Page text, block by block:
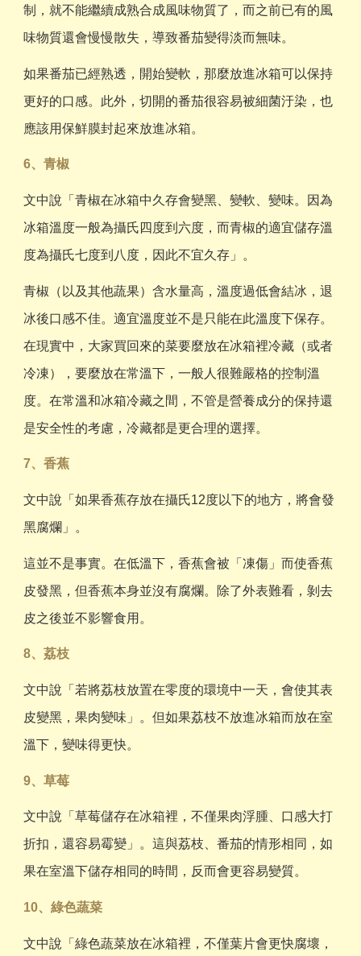
制，就不能繼續成熟合成風味物質了，而之前已有的風
味物質還會慢慢散失，導致番茄變得淡而無味。
如果番茄已經熟透，開始變軟，那麼放進冰箱可以保持
更好的口感。此外，切開的番茄很容易被細菌汙染，也
應該用保鮮膜封起來放進冰箱。
6、青椒
文中說「青椒在冰箱中久存會變黑、變軟、變味。因為
冰箱溫度一般為攝氏四度到六度，而青椒的適宜儲存溫
度為攝氏七度到八度，因此不宜久存」。
青椒（以及其他蔬果）含水量高，溫度過低會結冰，退
冰後口感不佳。適宜溫度並不是只能在此溫度下保存。
在現實中，大家買回來的菜要麼放在冰箱裡冷藏（或者
冷凍），要麼放在常溫下，一般人很難嚴格的控制溫
度。在常溫和冰箱冷藏之間，不管是營養成分的保持還
是安全性的考慮，冷藏都是更合理的選擇。
7、香蕉
文中說「如果香蕉存放在攝氏12度以下的地方，將會發
黑腐爛」。
這並不是事實。在低溫下，香蕉會被「凍傷」而使香蕉
皮發黑，但香蕉本身並沒有腐爛。除了外表難看，剝去
皮之後並不影響食用。
8、荔枝
文中說「若將荔枝放置在零度的環境中一天，會使其表
皮變黑，果肉變味」。但如果荔枝不放進冰箱而放在室
溫下，變味得更快。
9、草莓
文中說「草莓儲存在冰箱裡，不僅果肉浮腫、口感大打
折扣，還容易霉變」。這與荔枝、番茄的情形相同，如
果在室溫下儲存相同的時間，反而會更容易變質。
10、綠色蔬菜
文中說「綠色蔬菜放在冰箱裡，不僅葉片會更快腐壞，